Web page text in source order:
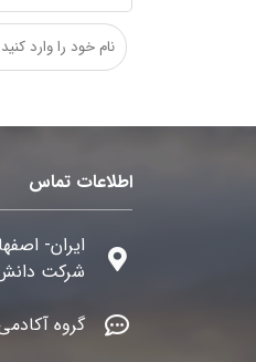
اطلاعات تماس
ایران-
شرکت دانش
گروه